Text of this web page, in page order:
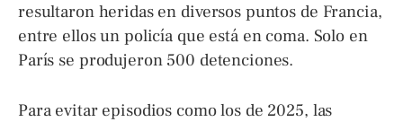
resultaron heridas en diversos puntos de Francia,
entre ellos un policía que está en coma. Solo en
París se produjeron 500 detenciones.
Para evitar episodios como los de 2025, las